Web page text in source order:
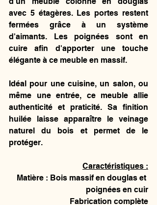
avec 5 étagères. Les portes restent
fermées grâce à un système
d'aimants. Les poignées sont en
cuire afin d'apporter une touche
élégante à ce meuble en massif.
Idéal pour une cuisine, un salon, ou
même une entrée, ce meuble allie
authenticité et praticité. Sa finition
huilée laisse apparaître le veinage
naturel du bois et permet de le
protéger.
Caractéristiques :
Matière : Bois massif en douglas et
poignées en cuir
Fabrication complète